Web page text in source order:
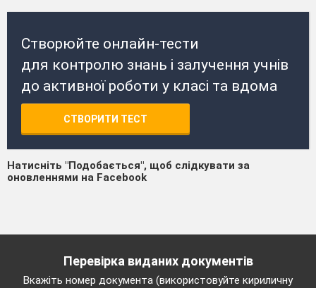
Створюйте онлайн-тести
для контролю знань і залучення учнів
до активної роботи у класі та вдома
СТВОРИТИ ТЕСТ
Натисніть "Подобається", щоб слідкувати за
оновленнями на Facebook
Перевірка виданих документів
Вкажіть номер документа (використовуйте кириличну